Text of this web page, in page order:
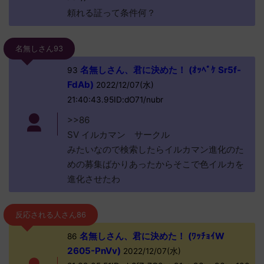
頼れる証って条件何？
名無しさん93
93 名無しさん、君に決めた！ (ｵｯﾍﾟｹ Sr5f-
FdAb) 2022/12/07(水)
21:40:43.95ID:dO71/nubr
>>86
SV イルカマン サークル
みたいなので検索したらイルカマン進化のた
めの募集ばかりあったからそこで色イルカを
進化させたわ
反応される人さん86
86 名無しさん、君に決めた！ (ﾜｯﾁｮｲW
2605-PnVv) 2022/12/07(水)